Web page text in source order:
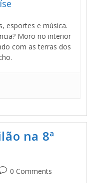
esportes e música.
Moro no interior
com as terras dos
na 8ª
0 Comments